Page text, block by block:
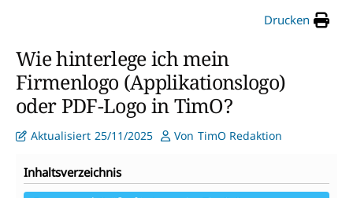
Drucken
Wie hinterlege ich mein
Firmenlogo (Applikationslogo)
oder PDF-Logo in TimO?
Aktualisiert 25/11/2025 Von TimO Redaktion
Inhaltsverzeichnis